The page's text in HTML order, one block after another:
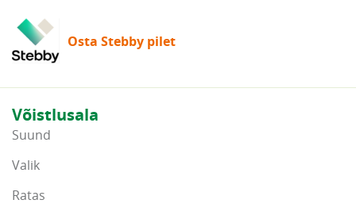
Osta Stebby pilet
Võistlusala
Suund
Valik
Ratas